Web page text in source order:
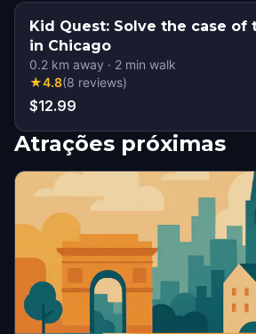
Kid Quest: Solve the case of
in Chicago
0.2 km away · 2 min walk
★4.8(8 reviews)
$12.99
Atrações próximas